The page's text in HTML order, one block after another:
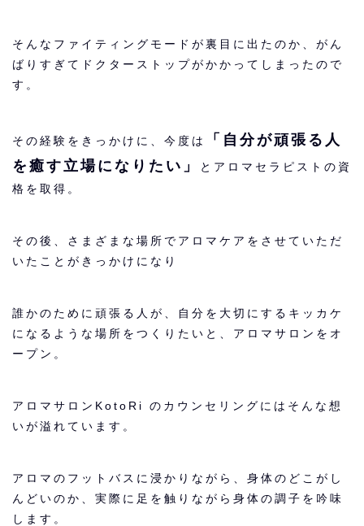
そんなファイティングモードが裏目に出たのか、がん
ばりすぎてドクターストップがかかってしまったので
す。
その経験をきっかけに、今度は
「自分が頑張る人
を癒す立場になりたい」
とアロマセラピストの資
格を取得。
その後、さまざまな場所でアロマケアをさせていただ
いたことがきっかけになり
誰かのために頑張る人が、自分を大切にするキッカケ
になるような場所をつくりたいと、アロマサロンをオ
ープン。
アロマサロンKotoRi のカウンセリングにはそんな想
いが溢れています。
アロマのフットバスに浸かりながら、身体のどこがし
んどいのか、実際に足を触りながら身体の調子を吟味
します。